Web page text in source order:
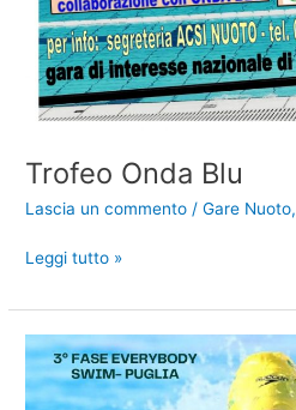
Trofeo Onda Blu
Lascia un commento /Gare Nuoto,
Trofeo
Blu
Leggi tutto »